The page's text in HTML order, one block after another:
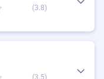
(3.8)
(3.5)